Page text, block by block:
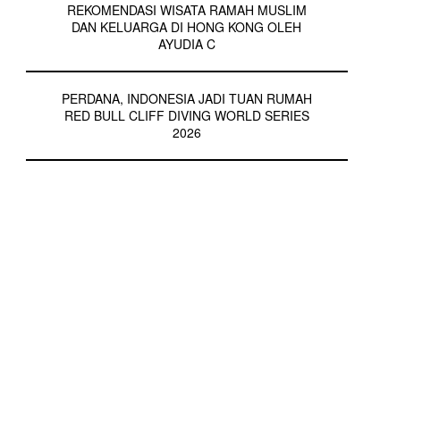
REKOMENDASI WISATA RAMAH MUSLIM
DAN KELUARGA DI HONG KONG OLEH
AYUDIA C
PERDANA, INDONESIA JADI TUAN RUMAH
RED BULL CLIFF DIVING WORLD SERIES
2026